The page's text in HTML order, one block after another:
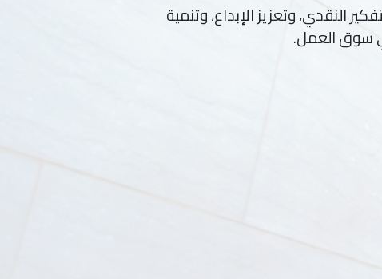
وتعزيز الإبداع، وتنمية
في سوق العمل.